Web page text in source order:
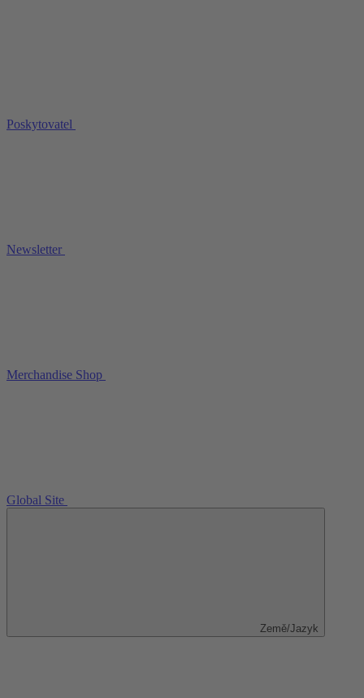
Poskytovatel
Newsletter
Merchandise Shop
Global Site
Země/Jazyk